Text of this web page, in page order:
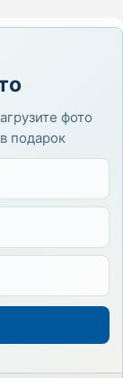
фото
подарок